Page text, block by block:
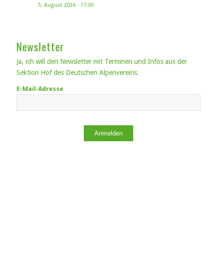
5. August 2026 - 17:00
Newsletter
Ja, ich will den Newsletter mit Terminen und Infos aus der
Sektion Hof des Deutschen Alpenvereins.
E-Mail-Adresse
Anmelden